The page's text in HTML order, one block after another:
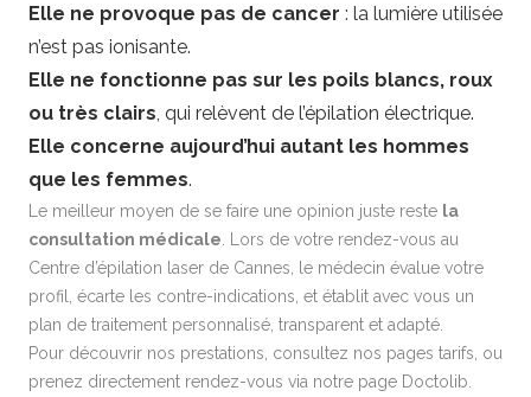
Elle ne provoque pas de cancer : la lumière utilisée
n’est pas ionisante.
Elle ne fonctionne pas sur les poils blancs, roux
ou très clairs , qui relèvent de l’épilation électrique.
Elle concerne aujourd’hui autant les hommes
que les femmes.
Le meilleur moyen de se faire une opinion juste reste la
consultation médicale . Lors de votre rendez-vous au
Centre d’épilation laser de Cannes, le médecin évalue votre
profil, écarte les contre-indications, et établit avec vous un
plan de traitement personnalisé, transparent et adapté.
Pour découvrir nos prestations, consultez nos pages tarifs , ou
prenez directement rendez-vous via notre page Doctolib